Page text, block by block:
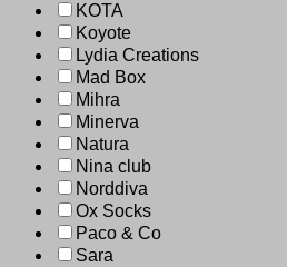
KOTA
Koyote
Lydia Creations
Mad Box
Mihra
Minerva
Natura
Nina club
Norddiva
Ox Socks
Paco & Co
Sara